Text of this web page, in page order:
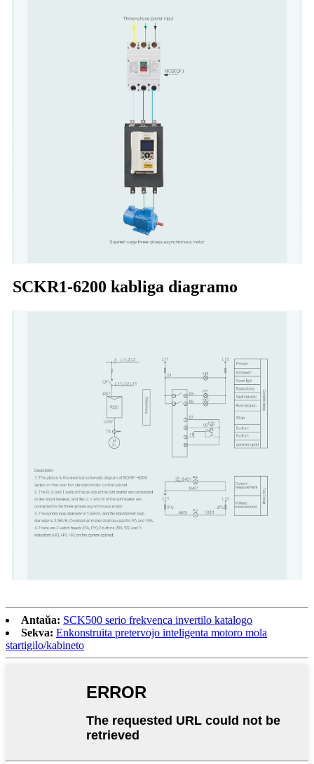
SCKR1-6200 kabliga diagramo
Antaŭa: SCK500 serio frekvenca invertilo katalogo
Sekva: Enkonstruita pretervojo inteligenta motoro mola
startigilo/kabineto